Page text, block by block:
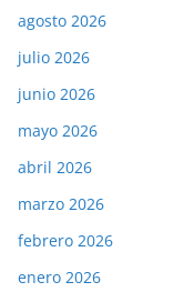
agosto 2026
julio 2026
junio 2026
mayo 2026
abril 2026
marzo 2026
febrero 2026
enero 2026